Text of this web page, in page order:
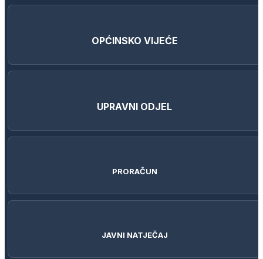
OPĆINSKO VIJEĆE
UPRAVNI ODJEL
PRORAČUN
JAVNI NATJEČAJ